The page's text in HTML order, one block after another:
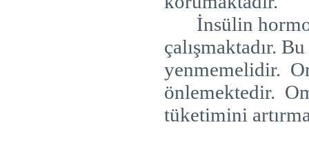
İnsülin
çalışmaktadır.
yenmemelidir.
önlemektedir.
tüketimini